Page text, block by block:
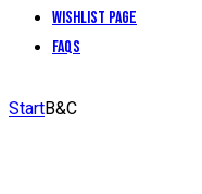
Wishlist Page
FAQs
facebook-
twitter-
dribble-
instagram
StartB&C